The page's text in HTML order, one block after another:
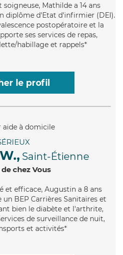
soigneuse, Mathilde a 14 ans
diplôme d'Etat d'infirmier (DEI).
postopératoire et la
ses services de repas,
habillage et rappels*
le profil
Saint-Étienne
chez Vous
et efficace, Augustin a 8 ans
un BEP Carrières Sanitaires et
bien le diabète et l'arthrite,
de surveillance de nuit,
et activités*